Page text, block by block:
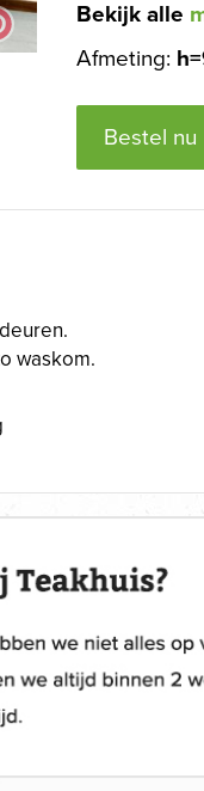
Bekijk alle
Afmeting:
Bestel nu
waskom.